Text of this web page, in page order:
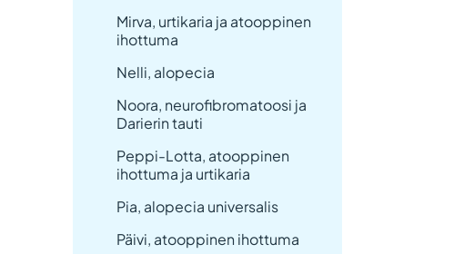
Mirva, urtikaria ja atooppinen
ihottuma
Nelli, alopecia
Noora, neurofibromatoosi ja
Darierin tauti
Peppi-Lotta, atooppinen
ihottuma ja urtikaria
Pia, alopecia universalis
Päivi, atooppinen ihottuma